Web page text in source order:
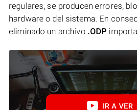
regulares, se producen errores,
hardware o del sistema. En
eliminado un archivo .ODP
IR A VER